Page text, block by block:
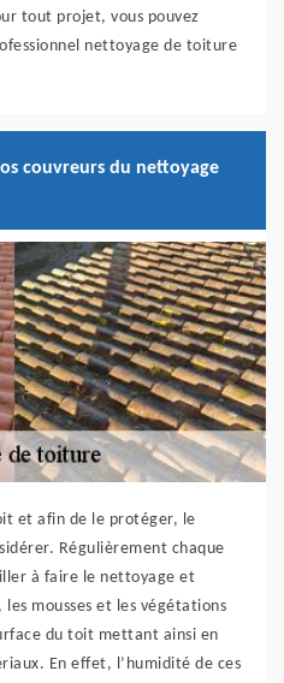
tout projet, vous pouvez
nettoyage de toiture
couvreurs du nettoyage
et afin de le protéger, le
Régulièrement chaque
à faire le nettoyage et
mousses et les végétations
du toit mettant ainsi en
En effet, l’humidité de ces